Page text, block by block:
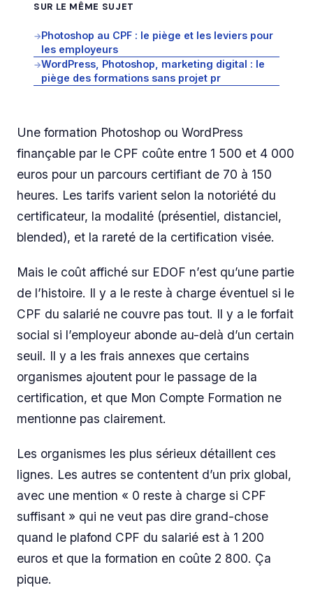
SUR LE MÊME SUJET
→Photoshop au CPF : le piège et les leviers pour
les employeurs
→WordPress, Photoshop, marketing digital : le
piège des formations sans projet pr
Une formation Photoshop ou WordPress
finançable par le CPF coûte entre 1 500 et 4 000
euros pour un parcours certifiant de 70 à 150
heures. Les tarifs varient selon la notoriété du
certificateur, la modalité (présentiel, distanciel,
blended), et la rareté de la certification visée.
Mais le coût affiché sur EDOF n’est qu’une partie
de l’histoire. Il y a le reste à charge éventuel si le
CPF du salarié ne couvre pas tout. Il y a le forfait
social si l’employeur abonde au-delà d’un certain
seuil. Il y a les frais annexes que certains
organismes ajoutent pour le passage de la
certification, et que Mon Compte Formation ne
mentionne pas clairement.
Les organismes les plus sérieux détaillent ces
lignes. Les autres se contentent d’un prix global,
avec une mention « 0 reste à charge si CPF
suffisant » qui ne veut pas dire grand-chose
quand le plafond CPF du salarié est à 1 200
euros et que la formation en coûte 2 800. Ça
pique.